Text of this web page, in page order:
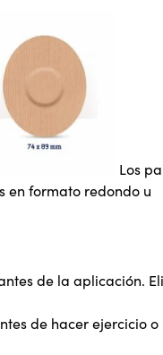
Los
en formato redondo u
de la aplicación.
de hacer ejercicio o